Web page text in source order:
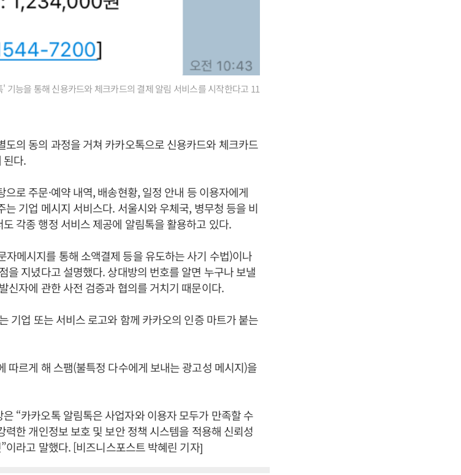
능을 통해 신용카드와 체크카드의 결제 알림 서비스를 시작한다고 11
의 동의 과정을 거쳐 카카오톡으로 신용카드와 체크카드
된다.
로 주문·예약 내역, 배송현황, 일정 안내 등 이용자에게
기업 메시지 서비스다. 서울시와 우체국, 병무청 등을 비
각종 행정 서비스 제공에 알림톡을 활용하고 있다.
자메시지를 통해 소액결제 등을 유도하는 사기 수법)이나
을 지녔다고 설명했다. 상대방의 번호를 알면 누구나 보낼
신자에 관한 사전 검증과 협의를 거치기 때문이다.
기업 또는 서비스 로고와 함께 카카오의 인증 마트가 붙는
따르게 해 스팸(불특정 다수에게 보내는 광고성 메시지)을
“카카오톡 알림톡은 사업자와 이용자 모두가 만족할 수
한 개인정보 보호 및 보안 정책 시스템을 적용해 신뢰성
이라고 말했다. [비즈니스포스트 박혜린 기자]